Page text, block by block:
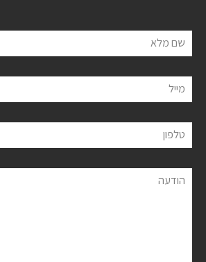
שם מלא
מייל
טלפון
הודעה